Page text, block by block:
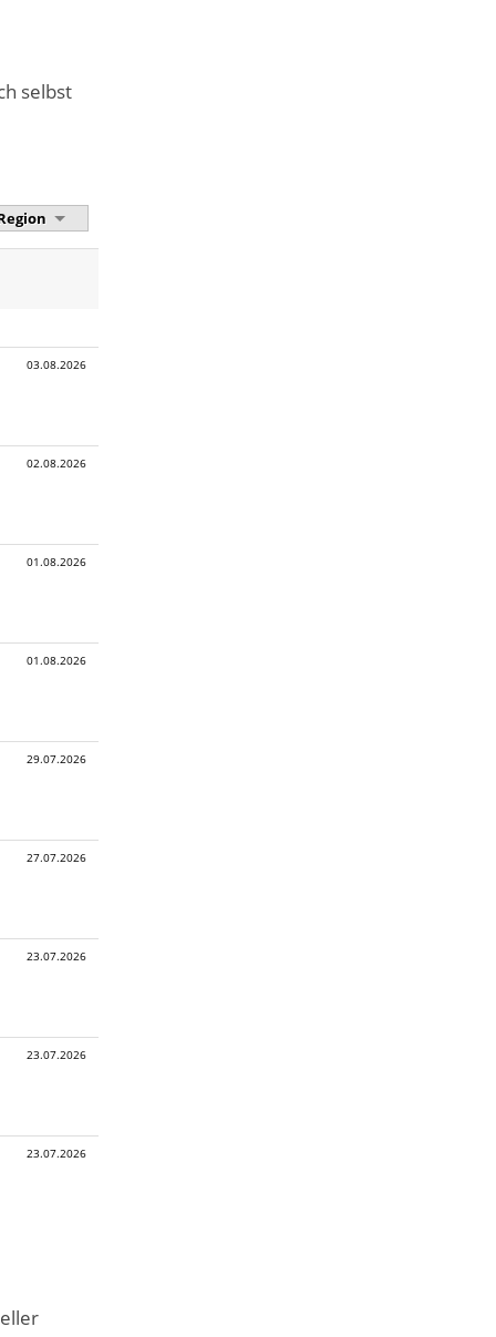
selbst
03.08.2026
02.08.2026
01.08.2026
01.08.2026
29.07.2026
27.07.2026
23.07.2026
23.07.2026
23.07.2026